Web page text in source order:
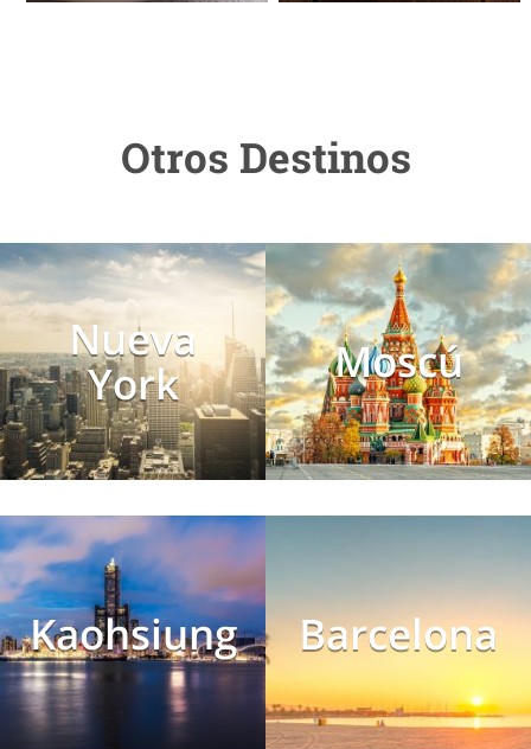
Otros Destinos
Nueva
York
Moscú
Kaohsiung Barcelona